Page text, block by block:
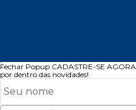
Fechar Popup CADASTRE-SE AGORA
por dentro das novidades!